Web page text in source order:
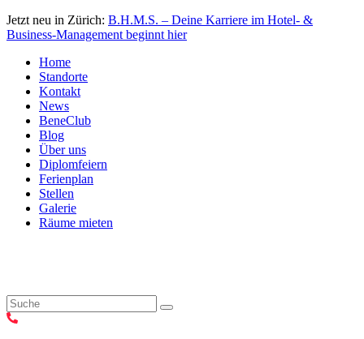
Jetzt neu in Zürich: B.H.M.S. – Deine Karriere im Hotel- &
Business-Management beginnt hier
Home
Standorte
Kontakt
News
BeneClub
Blog
Über uns
Diplomfeiern
Ferienplan
Stellen
Galerie
Räume mieten